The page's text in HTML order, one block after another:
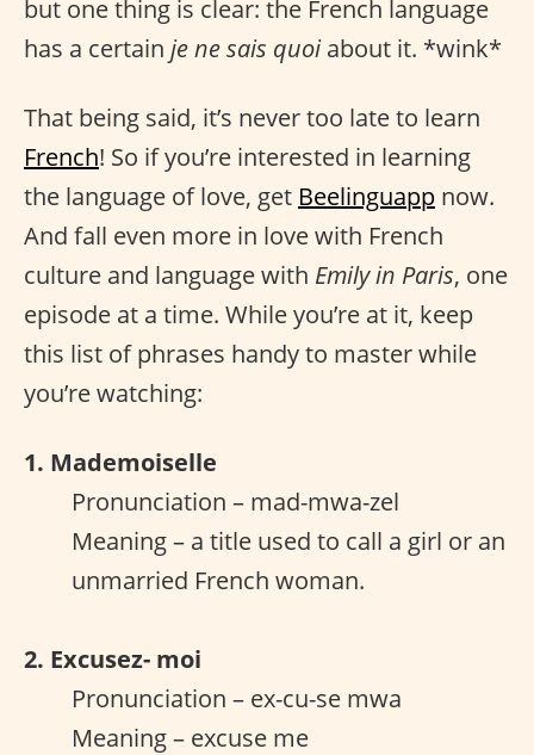
but one thing is clear: the French language
has a certain je ne sais quoiabout it. *wink*
That being said, it’s never too late to learn
French! So if you’re interested in learning
the language of love, get Beelinguapp now.
And fall even more in love with French
culture and language with Emily in Paris, one
episode at a time. While you’re at it, keep
this list of phrases handy to master while
you’re watching:
1. Mademoiselle
Pronunciation – mad-mwa-zel
Meaning – a title used to call a girl or an
unmarried French woman.
2. Excusez- moi
Pronunciation – ex-cu-se mwa
Meaning – excuse me